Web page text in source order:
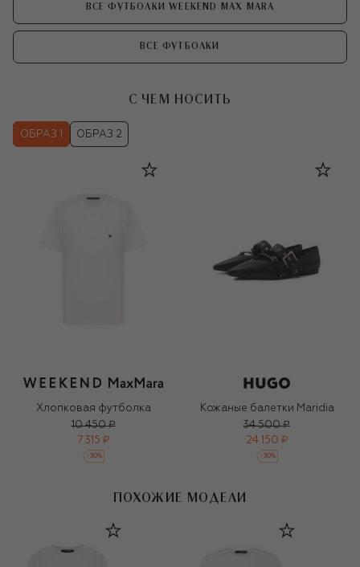
ВСЕ ФУТБОЛКИ WEEKEND MAX MARA
ВСЕ ФУТБОЛКИ
С ЧЕМ НОСИТЬ
ОБРАЗ 1 ОБРАЗ 2
Хлопковая футболка
10 450 ₽
7 315 ₽
-30%
Кожаные балетки Maridia
34 500 ₽
24 150 ₽
-30%
ПОХОЖИЕ МОДЕЛИ